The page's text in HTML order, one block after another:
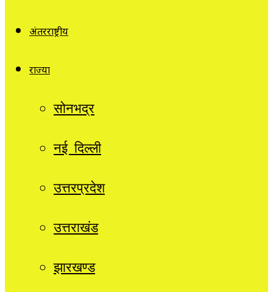
अंतरराष्ट्रीय
राज्यों
सोनभद्र
नई दिल्ली
उत्तरप्रदेश
उत्तराखंड
झारखण्ड